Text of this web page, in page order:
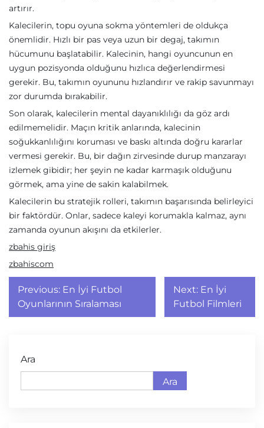
artırır.
Kalecilerin, topu oyuna sokma yöntemleri de oldukça
önemlidir. Hızlı bir pas veya uzun bir degaj, takımın
hücumunu başlatabilir. Kalecinin, hangi oyuncunun en
uygun pozisyonda olduğunu hızlıca değerlendirmesi
gerekir. Bu, takımın oyununu hızlandırır ve rakip savunmayı
zor durumda bırakabilir.
Son olarak, kalecilerin mental dayanıklılığı da göz ardı
edilmemelidir. Maçın kritik anlarında, kalecinin
soğukkanlılığını koruması ve baskı altında doğru kararlar
vermesi gerekir. Bu, bir dağın zirvesinde durup manzarayı
izlemek gibidir; her şeyin ne kadar karmaşık olduğunu
görmek, ama yine de sakin kalabilmek.
Kalecilerin bu stratejik rolleri, takımın başarısında belirleyici
bir faktördür. Onlar, sadece kaleyi korumakla kalmaz, aynı
zamanda oyunun akışını da etkilerler.
zbahis giriş
zbahiscom
Yazı
gezinmesi
Previous: En İyi Futbol
Oyunlarının Sıralaması
Next: En İyi
Futbol Filmleri
Ara
Ara